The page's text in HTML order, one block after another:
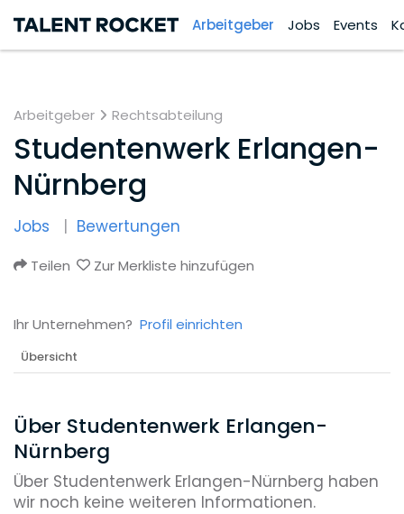
Arbeitgeber Jobs Events
Arbeitgeber Rechtsabteilung
Studentenwerk Erlangen-
Nürnberg
Jobs Bewertungen
Teilen Zur Merkliste hinzufügen
Ihr Unternehmen? Profil einrichten
Übersicht
Über Studentenwerk Erlangen-
Nürnberg
Über Studentenwerk Erlangen-Nürnberg haben
wir noch keine weiteren Informationen.